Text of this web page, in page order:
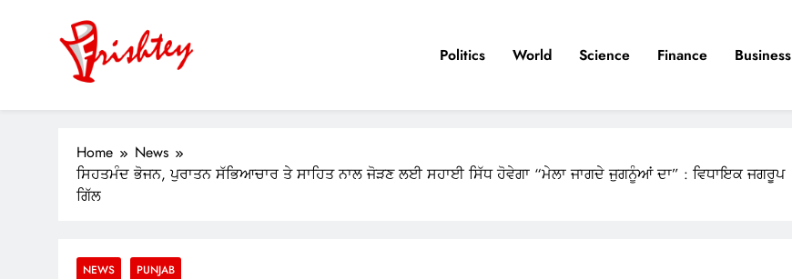
Your Window to the World
Politics World Science Finance Business
Home
News
ਸਿਹਤਮੰਦ ਭੋਜਨ, ਪੁਰਾਤਨ ਸੱਭਿਆਚਾਰ ਤੇ ਸਾਹਿਤ ਨਾਲ ਜੋੜਣ ਲਈ ਸਹਾਈ ਸਿੱਧ ਹੋਵੇਗਾ “ਮੇਲਾ ਜਾਗਦੇ ਜੁਗਨੂੰਆਂ ਦਾ” : ਵਿਧਾਇਕ ਜਗਰੂਪ
ਗਿੱਲ
NEWS PUNJAB